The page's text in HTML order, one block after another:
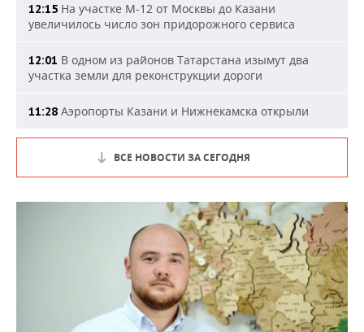
12:15 На участке М-12 от Москвы до Казани
увеличилось число зон придорожного сервиса
12:01 В одном из районов Татарстана изымут два
участка земли для реконструкции дороги
11:28 Аэропорты Казани и Нижнекамска открыли
ВСЕ НОВОСТИ ЗА СЕГОДНЯ